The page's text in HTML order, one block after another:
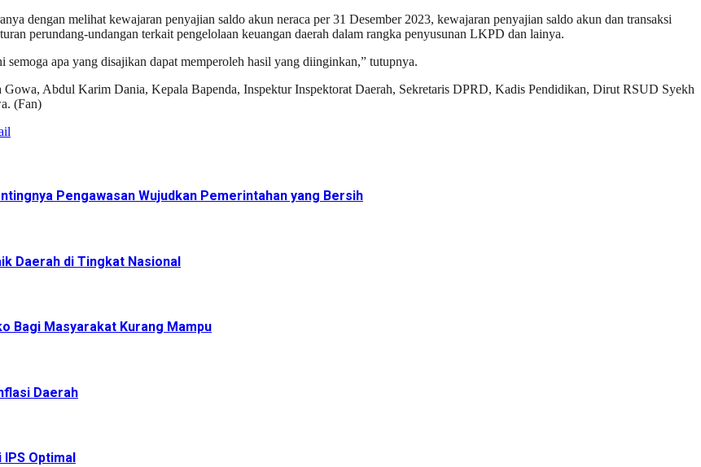
dengan melihat kewajaran penyajian saldo akun neraca per 31 Desember 2023, kewajaran penyajian saldo akun dan transaksi
perundang-undangan terkait pengelolaan keuangan daerah dalam rangka penyusunan LKPD dan lainya.
apa yang disajikan dapat memperoleh hasil yang diinginkan,” tutupnya.
Abdul Karim Dania, Kepala Bapenda, Inspektur Inspektorat Daerah, Sekretaris DPRD, Kadis Pendidikan, Dirut RSUD Syekh
(Fan)
Pengawasan Wujudkan Pemerintahan yang Bersih
Daerah di Tingkat Nasional
Bagi Masyarakat Kurang Mampu
Daerah
Optimal